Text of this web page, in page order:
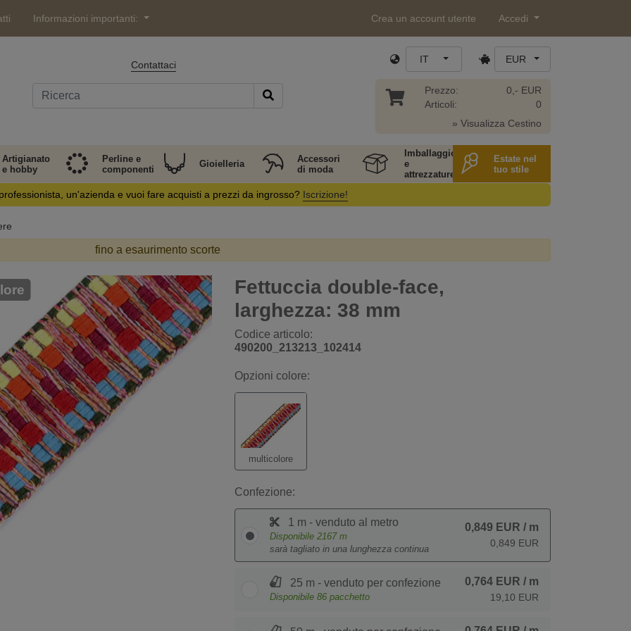
Informazioni importanti: Crea un account utente Accedi
Contattaci IT EUR
Prezzo:
Articoli:
0,- EUR
0
» Visualizza Cestino
Artigianato
e hobby
Perline e
componenti
Gioielleria
Accessori
di moda
Imballaggio
e
attrezzature
Estate nel
tuo stile
un'azienda e vuoi fare acquisti a prezzi da ingrosso? Iscrizione!
fino a esaurimento scorte
Fettuccia double-face,
larghezza: 38 mm
Codice articolo:
490200_213213_102414
Opzioni colore:
multicolore
Confezione:
1 m - venduto al metro
Disponibile 2167 m
sarà tagliato in una lunghezza continua
0,849 EUR / m
0,849 EUR
25 m - venduto per confezione
Disponibile 86 pacchetto
0,764 EUR / m
19,10 EUR